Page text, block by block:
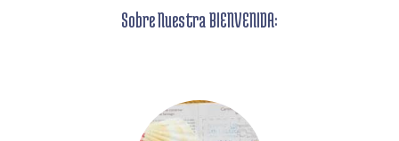
Sobre Nuestra BIENVENIDA: